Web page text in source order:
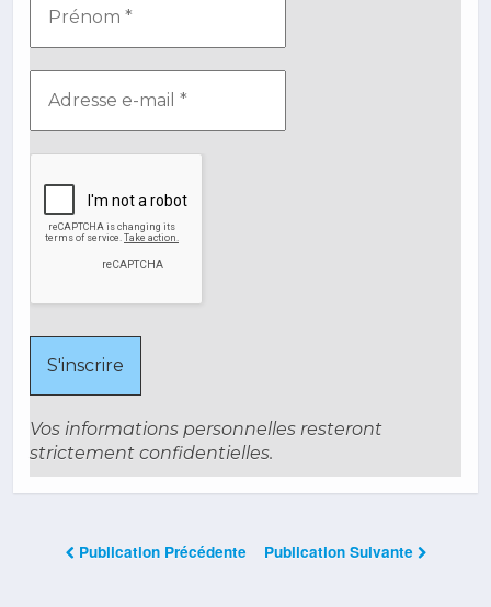
Vos informations personnelles resteront
strictement confidentielles.
Publication Précédente Publication Suivante